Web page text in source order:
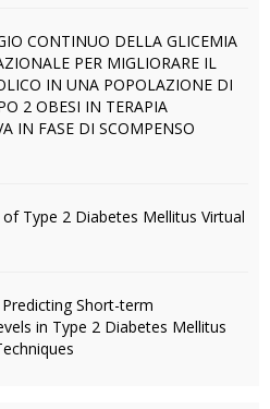
CONTINUO DELLA GLICEMIA
PER MIGLIORARE IL
IN UNA POPOLAZIONE DI
2 OBESI IN TERAPIA
IN FASE DI SCOMPENSO
Type 2 Diabetes Mellitus Virtual
Short-term
in Type 2 Diabetes Mellitus